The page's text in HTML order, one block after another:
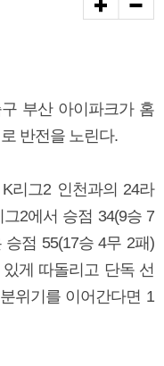
부산 아이파크가 홈
반전을 노린다.
리그2 인천과의 24라
2에서 승점 34(9승 7
점 55(17승 4무 2패)
게 따돌리고 단독 선
위기를 이어간다면 1